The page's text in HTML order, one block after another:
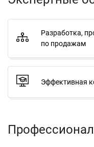
Разработка,
по продажам
Эффективная